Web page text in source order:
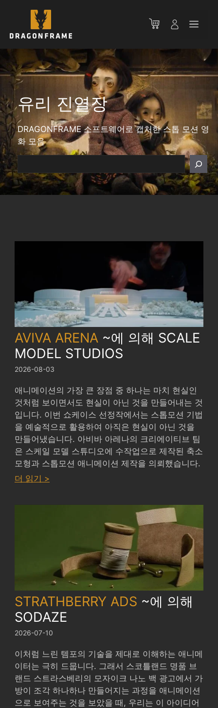
너
뛰
메
유리 진열장
DRAGONFRAME 소프트웨어로 캡처한 스톱 모션 영
화 모음
찾
다
AVIVA ARENA ~에 의해 SCALE
MODEL STUDIOS
2026-08-03
애니메이션의 가장 큰 장점 중 하나는 마치 현실인
것처럼 보이면서도 현실이 아닌 것을 만들어내는 것
입니다. 이번 쇼케이스 선정작에서는 스톱모션 기법
을 예술적으로 활용하여 아직은 현실이 아닌 것을
만들어냈습니다. 아비바 아레나의 크리에이티브 팀
은 스케일 모델 스튜디오에 수작업으로 제작된 축소
모형과 스톱모션 애니메이션 제작을 의뢰했습니다.
더 읽기 >
STUDIOS
STRATHBERRY ADS ~에 의해
SODAZE
2026-07-10
이처럼 느린 템포의 기술을 제대로 이해하는 애니메
이터는 극히 드뭅니다. 그래서 스코틀랜드 명품 브
랜드 스트라스베리의 모자이크 나노 백 광고에서 가
방이 조각 하나하나 만들어지는 과정을 애니메이션
으로 보여주는 것을 보았을 때, 우리는 이 아이디어